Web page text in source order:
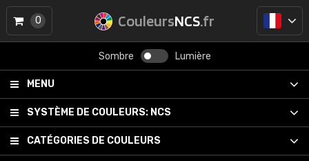
CouleursNCS.fr
Sombre Lumière
MENU
SYSTÈME DE COULEURS: NCS
CATÉGORIES DE COULEURS
0